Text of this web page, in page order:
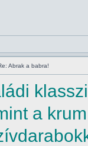
Abrak a babra!
a